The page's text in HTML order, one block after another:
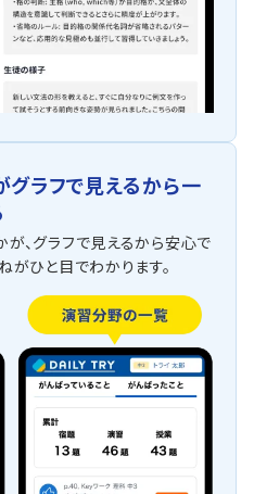
ラフで見えるから一
、グラフで見えるから安心で
がひと目でわかります。